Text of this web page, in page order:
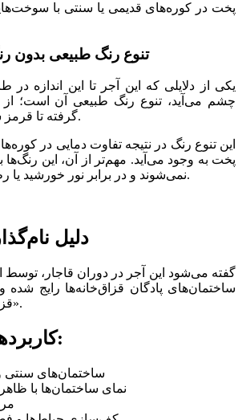
پخت در کوره‌های قدیمی یا سنتی با
تنوع رنگ طبیعی
یکی از دلایلی که این آجر تا این اندازه
چشم می‌آید، تنوع رنگ طبیعی آن است؛
گرفته تا قرمز سوخته و قهوه‌ای گرم.
این تنوع رنگ در نتیجه تفاوت دمایی در
پخت به وجود می‌آید. مهم‌تر از آن، این
نمی‌شوند و در برابر نور خورشید یا رطوبت پوسته نمی‌دهند.
دلیل
گفته می‌شود این آجر در دوران قاجار، توسط
ساختمان‌های پادگان قزاق‌خانه‌ها رایج شده
«قزاقی» گفته شده است.
کاربردهای آجر قزاقی:
ساختمان‌های سنتی
نمای ساختمان‌ها با